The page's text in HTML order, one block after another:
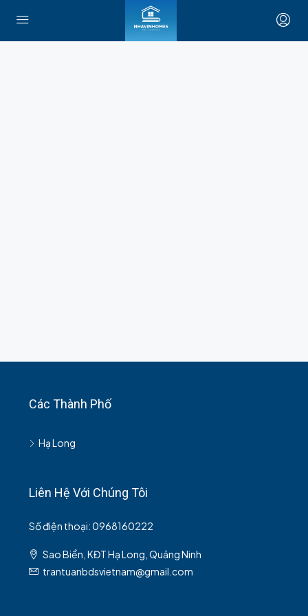
Các Thành Phố
Hạ Long
Liên Hệ Với Chúng Tôi
Số điện thoại: 0968160222
Sao Biển, KĐT Hạ Long, Quảng Ninh
trantuanbdsvietnam@gmail.com